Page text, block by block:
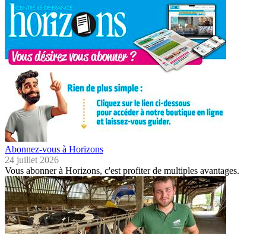
Abonnez-vous à Horizons
24 juillet 2026
Vous abonner à Horizons, c'est profiter de multiples avantages.